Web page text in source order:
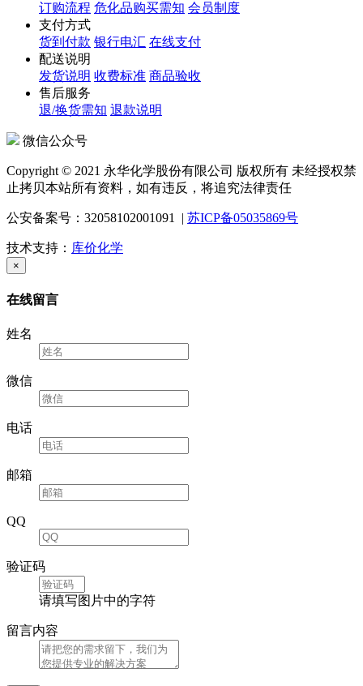
订购流程 危化品购买需知 会员制度
支付方式
货到付款 银行电汇 在线支付
配送说明
发货说明 收费标准 商品验收
售后服务
退/换货需知 退款说明
微信公众号
Copyright © 2021 永华化学股份有限公司 版权所有 未经授权禁
止拷贝本站所有资料，如有违反，将追究法律责任
公安备案号：32058102001091 | 苏ICP备05035869号
技术支持： 库价化学
×
在线留言
姓名
微信
电话
邮箱
QQ
验证码
请填写图片中的字符
留言内容